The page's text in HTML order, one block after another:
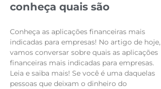
conheça quais são
Conheça as aplicações financeiras mais
indicadas para empresas! No artigo de hoje,
vamos conversar sobre quais as aplicações
financeiras mais indicadas para empresas.
Leia e saiba mais! Se você é uma daquelas
pessoas que deixam o dinheiro do